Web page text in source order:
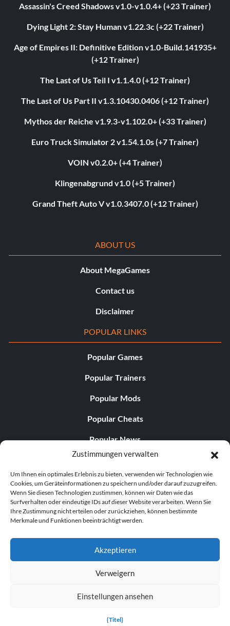
Zustimmungen verwalten
Um Ihnen ein optimales Erlebnis zu bieten, verwenden wir Technologien wie
Cookies, um Geräteinformationen zu speichern und/oder darauf zuzugreifen.
Wenn Sie diesen Technologien zustimmen, können wir Daten wie das
Surfverhalten oder eindeutige IDs auf dieser Website verarbeiten. Wenn Sie
Ihre Zustimmung nicht erteilen oder zurückziehen, können bestimmte
Merkmale und Funktionen beeinträchtigt werden.
Akzeptieren
Verweigern
Einstellungen ansehen
{Titel}
Assassin's Creed Shadows v1.0-v1.0.4+ (+23 Trainer)
Dying Light 2: Stay Human v1.22.3c (+22 Trainer)
Age of Empires II: Definitive Edition v1.0-Build.141935+
(+12 Trainer)
The Last of Us Teil I v1.1.4.0 (+12 Trainer)
The Last of Us Part II v1.3.10430.0406 (+12 Trainer)
Mythos der Reiche v1.9.3-v1.102.0+ (+33 Trainer)
Euro Truck Simulator 2 v1.54.1.0s (+7 Trainer)
VOIN v0.2.0+ (+4 Trainer)
Klingenabgrund v1.0 (+5 Trainer)
Grand Theft Auto V v1.0.3407.0 (+12 Trainer)
ABOUT US
About MegaGames
Contact us
Disclaimer
POPULAR LINKS
Popular Games
Popular Trainers
Popular Mods
Popular Cheats
Popular News
Popular Editorials
Popular Free Games
LATEST UPDATES
© 1998–2026 MegaGames.com All rights reserved
Settings